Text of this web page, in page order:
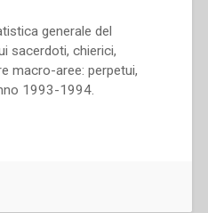
generale del
sacerdoti, chierici,
macro-aree: perpetui,
1993-1994.